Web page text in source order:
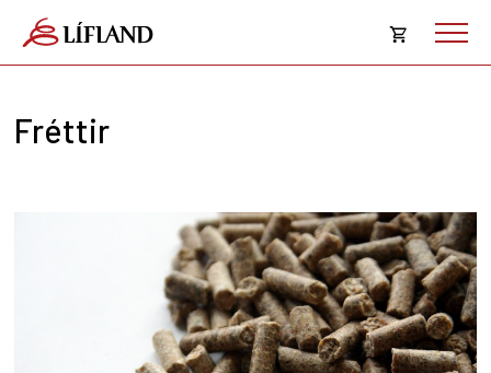
Opna
Karfan þín
Fréttir